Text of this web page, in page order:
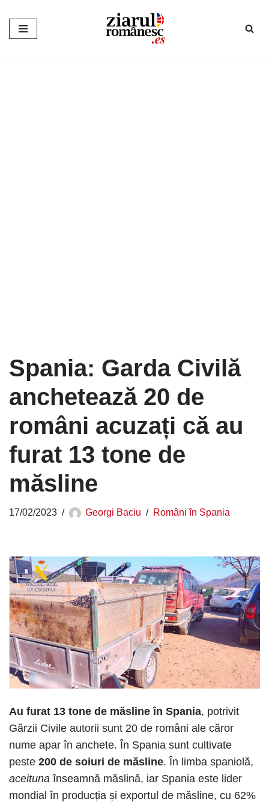
Sari
Spania: Garda Civilă
anchetează 20 de
români acuzați că au
furat 13 tone de
măsline
17/02/2023 Georgi Baciu Români în Spania
Au furat 13 tone de măsline în Spania, potrivit
Gărzii Civile autorii sunt 20 de români ale căror
nume apar în anchete. În Spania sunt cultivate
peste 200 de soiuri de măsline. În limba spaniolă,
aceituna înseamnă măslină, iar Spania este lider
mondial în producția și exportul de măsline, cu 62%